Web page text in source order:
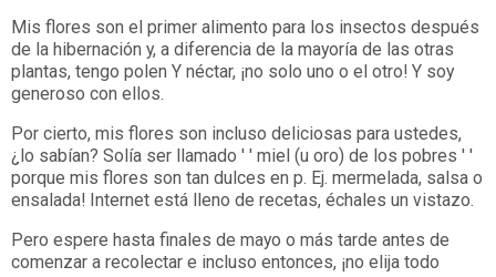
Mis flores son el primer alimento para los insectos después
de la hibernación y, a diferencia de la mayoría de las otras
plantas, tengo polen Y néctar, ¡no solo uno o el otro! Y soy
generoso con ellos.
Por cierto, mis flores son incluso deliciosas para ustedes,
¿lo sabían? Solía ​​ser llamado ′ ′ miel (u oro) de los pobres ′ ′
porque mis flores son tan dulces en p. Ej. mermelada, salsa o
ensalada! Internet está lleno de recetas, échales un vistazo.
Pero espere hasta finales de mayo o más tarde antes de
comenzar a recolectar e incluso entonces, ¡no elija todo